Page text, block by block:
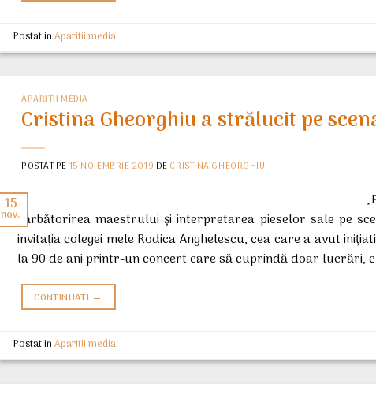
Postat inAparitii media
APARITII MEDIA
Cristina Gheorghiu a strălucit pe
POSTAT PE 15 NOIEMBRIE 2019 DE CRISTINA GHEORGHIU
15
nov.sărbătorirea maestrului şi interpretarea pieselor sale pe
invitaţia colegei mele Rodica Anghelescu, cea care a avut
la 90 de ani printr-un concert care să cuprindă doar lucrări,
CONTINUATI →
Postat inAparitii media